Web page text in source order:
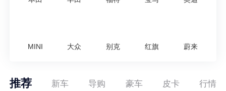
MINI 大众 别克 红旗 蔚来
推荐 新车 导购 豪车 皮卡 行情